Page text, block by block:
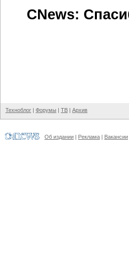
CNews:
Техноблог | Форумы | ТВ | Архив
Об издании | Реклама | Вакансии